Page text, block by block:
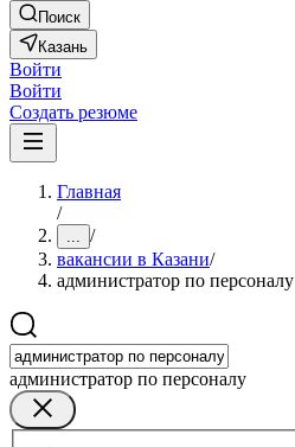
Поиск
Казань
Войти
Войти
Создать резюме
Главная
/
... /
вакансии в Казани/
администратор по персоналу
администратор по персоналу